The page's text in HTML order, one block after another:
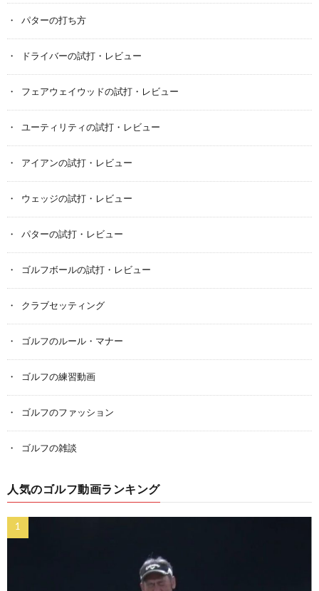
パターの打ち方
ドライバーの試打・レビュー
フェアウェイウッドの試打・レビュー
ユーティリティの試打・レビュー
アイアンの試打・レビュー
ウェッジの試打・レビュー
パターの試打・レビュー
ゴルフボールの試打・レビュー
クラブセッティング
ゴルフのルール・マナー
ゴルフの練習動画
ゴルフのファッション
ゴルフの雑談
人気のゴルフ動画ランキング